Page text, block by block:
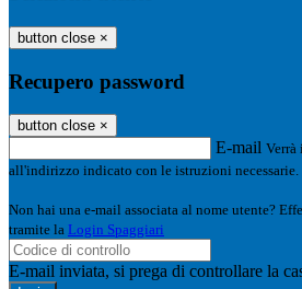
button close ×
Recupero password
button close ×
E-mail Verrà
all'indirizzo indicato con le istruzioni necessarie.
Non hai una e-mail associata al nome utente?
tramite la Login Spaggiari
E-mail inviata, si prega di controllare la